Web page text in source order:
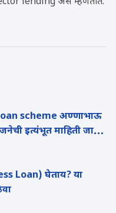
scheme अण्णाभाऊ
इत्यंभूत माहिती जाणून
Loan) घेताय? या